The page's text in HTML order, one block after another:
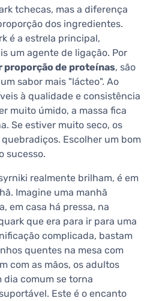
tchecas, mas a diferença
dos ingredientes.
é a estrela principal,
um agente de ligação. Por
proporção de proteínas, são
sabor mais "lácteo". Ao
à qualidade e consistência
muito úmido, a massa fica
Se estiver muito seco, os
Escolher um bom
sucesso.
realmente brilham, é em
Imagine uma manhã
em casa há pressa, na
que era para ir para uma
complicada, bastam
quentes na mesa com
com as mãos, os adultos
dia comum se torna
Este é o encanto